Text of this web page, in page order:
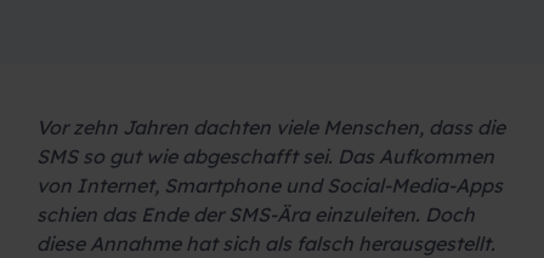
Vor zehn Jahren dachten viele Menschen, dass die
SMS so gut wie abgeschafft sei. Das Aufkommen
von Internet, Smartphone und Social-Media-Apps
schien das Ende der SMS-Ära einzuleiten. Doch
diese Annahme hat sich als falsch herausgestellt.